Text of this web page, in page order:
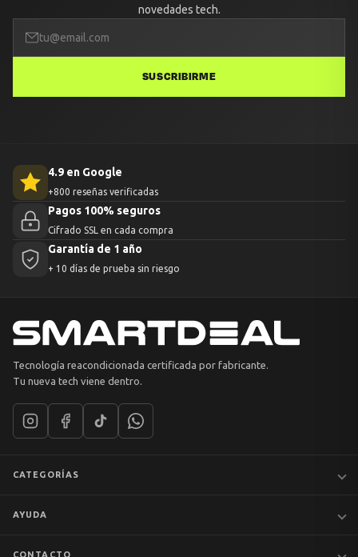
novedades tech.
SUSCRIBIRME
4.9 en Google
+800 reseñas verificadas
Pagos 100% seguros
Cifrado SSL en cada compra
Garantía de 1 año
+ 10 días de prueba sin riesgo
Tecnología reacondicionada certificada por fabricante.
Tu nueva tech viene dentro.
CATEGORÍAS
AYUDA
CONTACTO